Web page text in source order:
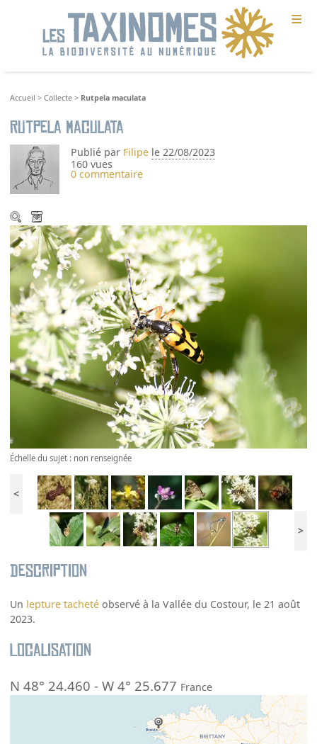
≡
Accueil >Collecte > Rutpela maculata
Rutpela maculata
Publié par Filipe le 22/08/2023
160 vues
0 commentaire
Échelle du sujet : non renseignée
<
>
Description
Un lepture tacheté observé à la Vallée du Costour, le 21 août
2023.
Localisation
N 48° 24.460 -W 4° 25.677 France